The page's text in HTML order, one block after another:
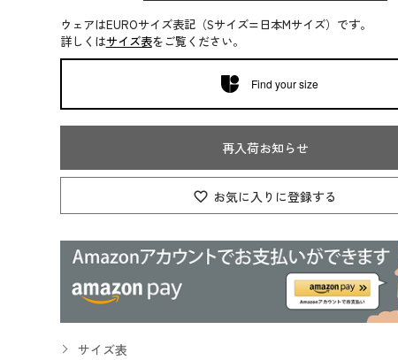
ウェアはEUROサイズ表記（Sサイズ=日本Mサイズ）です。
詳しくはサイズ表をご覧ください。
Find your size
再入荷お知らせ
お気に入りに登録する
サイズ表